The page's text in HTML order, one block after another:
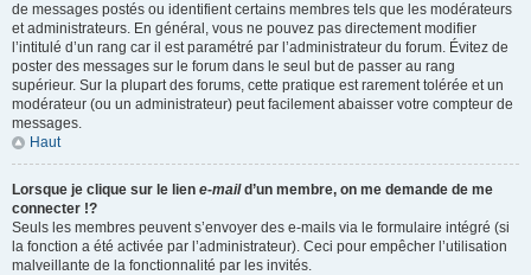
de messages postés ou identifient certains membres tels que les modérateurs
et administrateurs. En général, vous ne pouvez pas directement modifier
l’intitulé d’un rang car il est paramétré par l’administrateur du forum. Évitez de
poster des messages sur le forum dans le seul but de passer au rang
supérieur. Sur la plupart des forums, cette pratique est rarement tolérée et un
modérateur (ou un administrateur) peut facilement abaisser votre compteur de
messages.
Haut
Lorsque je clique sur le lien e-maild’un membre, on me demande de me
connecter !?
Seuls les membres peuvent s’envoyer des e-mails via le formulaire intégré (si
la fonction a été activée par l’administrateur). Ceci pour empêcher l’utilisation
malveillante de la fonctionnalité par les invités.